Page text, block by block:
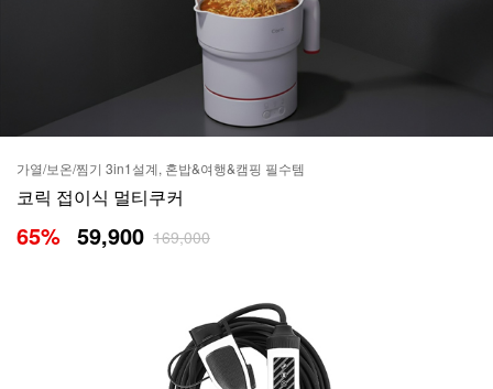
가열/보온/찜기 3in1설계, 혼밥&여행&캠핑 필수템
코릭 접이식 멀티쿠커
65% 59,900 169,000